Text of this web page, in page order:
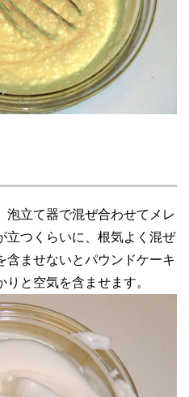
泡立て器で混ぜ合わせてメレ
立つくらいに、根気よく混ぜ
含ませないとパウンドケーキ
と空気を含ませます。